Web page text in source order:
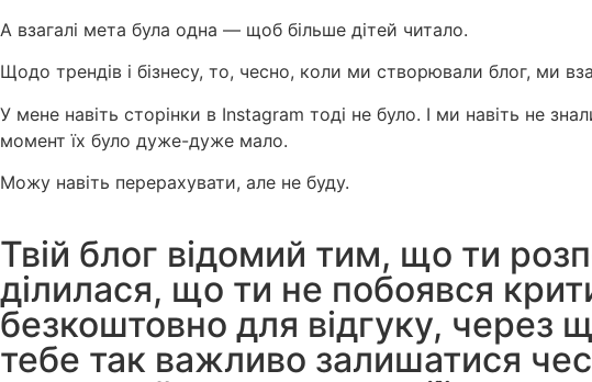
А взагалі мета була одна — щоб більше дітей читало.
Щодо трендів і бізнесу, то, чесно, коли ми створювали блог, ми
У мене навіть сторінки в Instagram тоді не було. І ми навіть не
момент їх було дуже-дуже мало.
Можу навіть перерахувати, але не буду.
Твій блог відомий тим, що ти
ділилася, що ти не побоявся
безкоштовно для відгуку, через
тебе так важливо залишатися